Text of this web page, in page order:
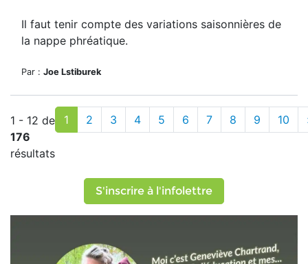
Il faut tenir compte des variations saisonnières de
la nappe phréatique.
Par : Joe Lstiburek
1 - 12 de
176
résultats
1 2 3 4 5 6 7 8 9 10
S'inscrire à l'infolettre